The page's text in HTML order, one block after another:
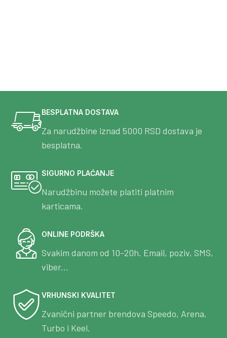
BESPLATNA DOSTAVA
Za narudžbine iznad 5000 RSD dostava je
besplatna.
SIGURNO PLAĆANJE
Narudžbinu možete platiti platnim
karticama.
ONLINE PODRŠKA
Svakim danom od 10-20h. Email, poziv, SMS,
viber...
VRHUNSKI KVALITET
Zvanični partner brendova Speedo, Arena,
Turbo i Keel.